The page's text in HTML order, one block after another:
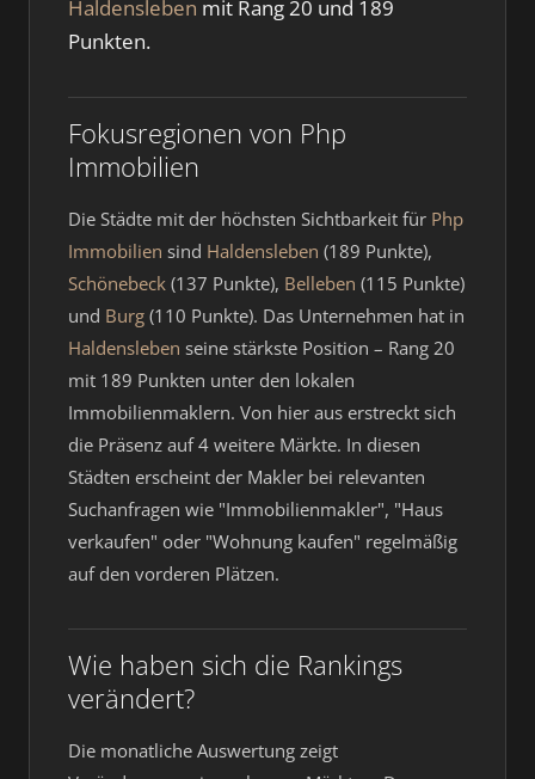
Haldensleben mit Rang 20 und 189
Punkten.
Fokusregionen von Php
Immobilien
Die Städte mit der höchsten Sichtbarkeit für Php
Immobilien sind Haldensleben (189 Punkte),
Schönebeck (137 Punkte), Belleben (115 Punkte)
und Burg (110 Punkte). Das Unternehmen hat in
Haldensleben seine stärkste Position – Rang 20
mit 189 Punkten unter den lokalen
Immobilienmaklern. Von hier aus erstreckt sich
die Präsenz auf 4 weitere Märkte. In diesen
Städten erscheint der Makler bei relevanten
Suchanfragen wie "Immobilienmakler", "Haus
verkaufen" oder "Wohnung kaufen" regelmäßig
auf den vorderen Plätzen.
Wie haben sich die Rankings
verändert?
Die monatliche Auswertung zeigt